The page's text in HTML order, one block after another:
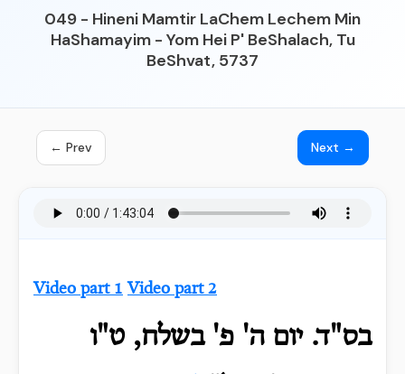
049 - Hineni Mamtir LaChem Lechem Min
HaShamayim - Yom Hei P' BeShalach, Tu
BeShvat, 5737
← Prev Next →
Video part 1 Video part 2
בס"ד. יום ה' פ' בשלח, ט"ו